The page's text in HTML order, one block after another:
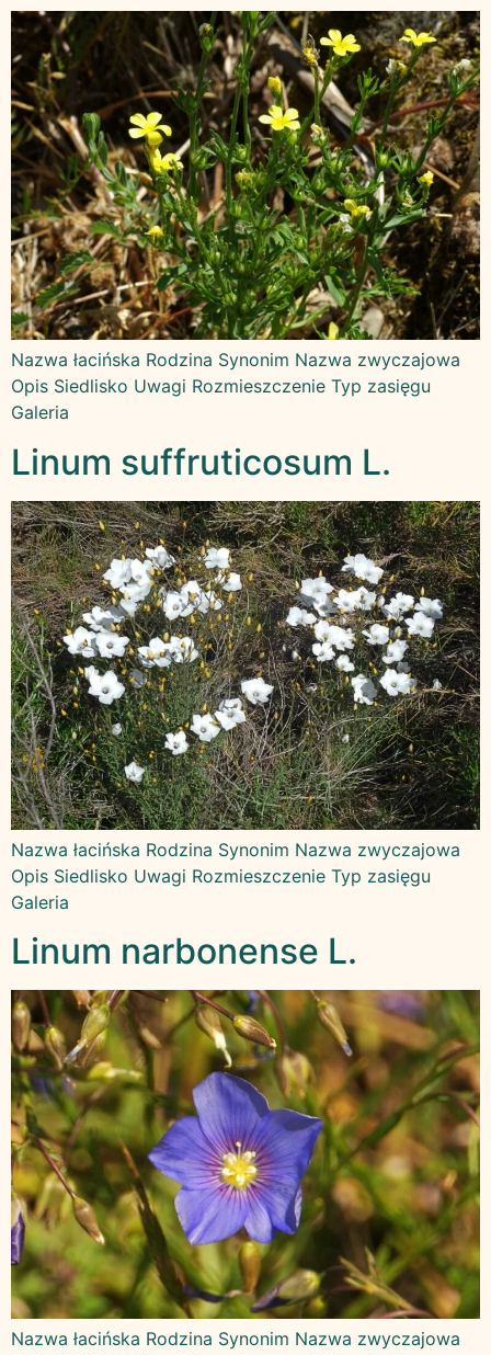
Nazwa łacińska Rodzina Synonim Nazwa zwyczajowa
Opis Siedlisko Uwagi Rozmieszczenie Typ zasięgu
Galeria
Linum suffruticosum L.
Nazwa łacińska Rodzina Synonim Nazwa zwyczajowa
Opis Siedlisko Uwagi Rozmieszczenie Typ zasięgu
Galeria
Linum narbonense L.
Nazwa łacińska Rodzina Synonim Nazwa zwyczajowa